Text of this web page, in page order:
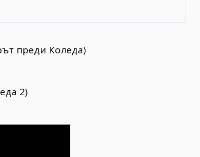
преди Коледа)
2)